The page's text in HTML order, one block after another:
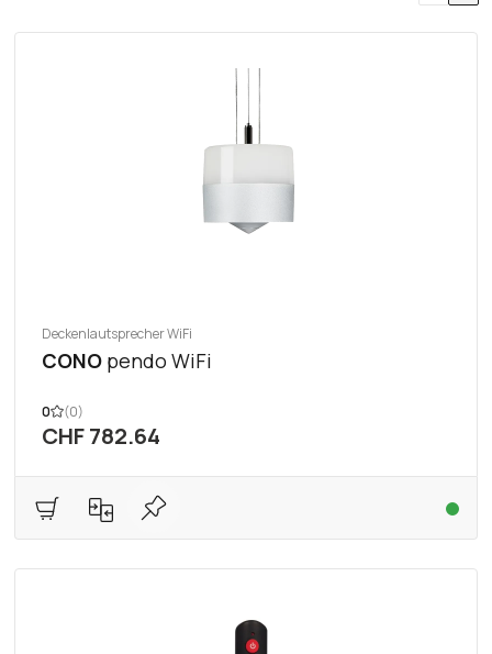
Deckenlautsprecher WiFi
CONO pendo WiFi
0 (0)
CHF 782.64